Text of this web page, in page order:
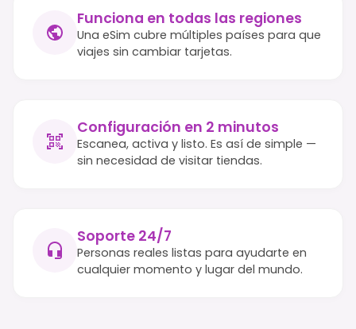
Funciona en todas las regiones
Una eSim cubre múltiples países para que
viajes sin cambiar tarjetas.
Configuración en 2 minutos
Escanea, activa y listo. Es así de simple —
sin necesidad de visitar tiendas.
Soporte 24/7
Personas reales listas para ayudarte en
cualquier momento y lugar del mundo.